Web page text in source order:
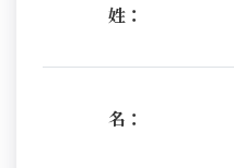
姓：
名：